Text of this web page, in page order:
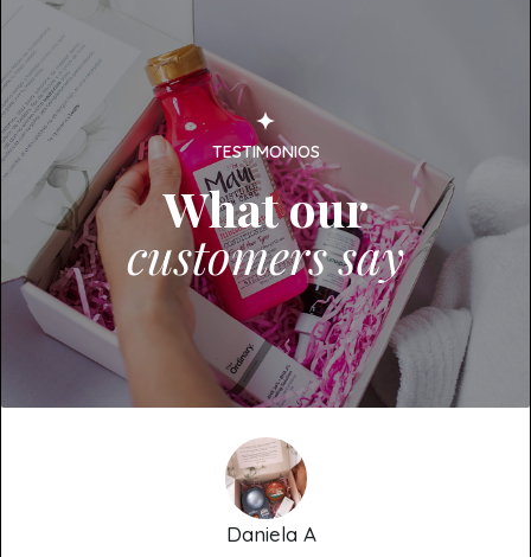
TESTIMONIOS
What our
customers say
Daniela A